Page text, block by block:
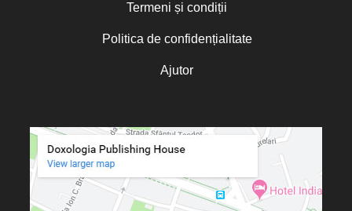
Termeni și condiții
Politica de confidențialitate
Ajutor